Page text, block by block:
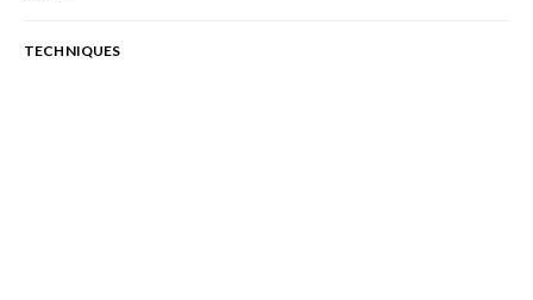
TECHNIQUES